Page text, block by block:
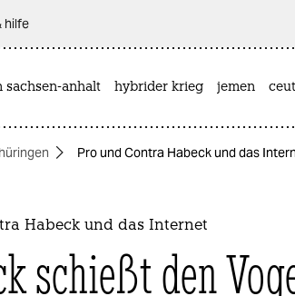
hilfe
sachsen-anhalt hybrider krieg jemen
Pro und Contra Habeck und das
Habeck und das Internet
schießt den